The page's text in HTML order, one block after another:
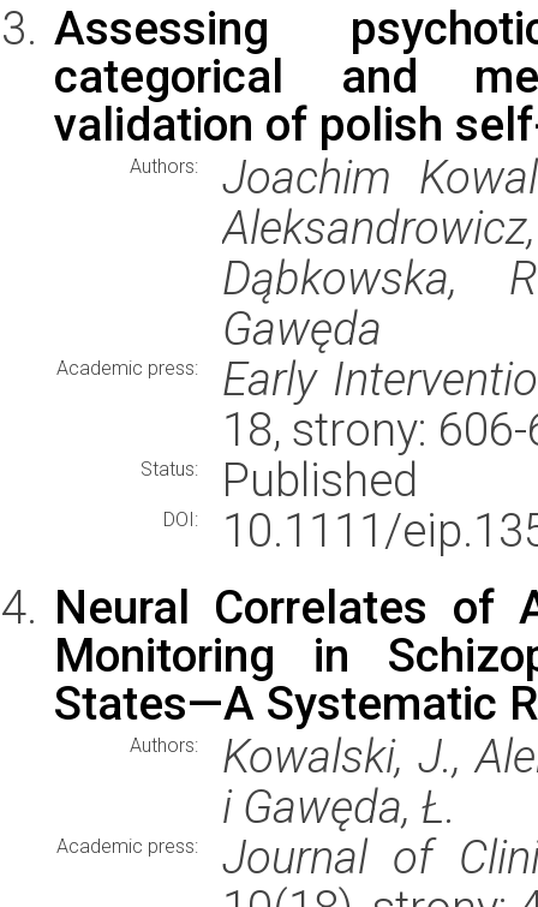
Assessing
categorical and
validation of polish
Authors:
Joachim
Dąbkowska,
Gawęda
Academic press:
Early
18, strony:
Status: Published
DOI:
10.1111/
Neural Correlates of
Monitoring in
States—A Systematic
Authors:
Kowalski, J.,
i Gawęda, Ł.
Academic press:
Journal of